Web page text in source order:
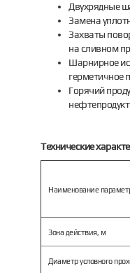
Двухрядные
Замена
Захваты
на сливном
Шарнирное
герметичное
Горячий
Технические
Наименование
Зона действия, м
Диаметр условного